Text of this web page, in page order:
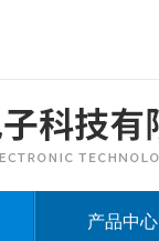
产品中心